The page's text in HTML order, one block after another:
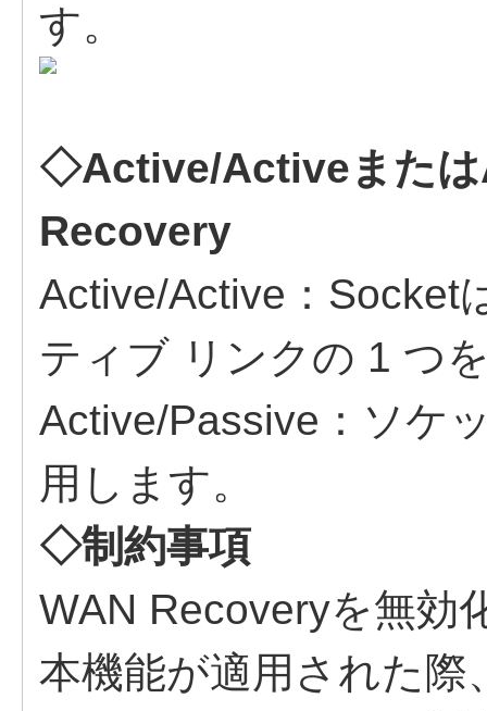
す。
◇Active/Activeまたは
Recovery
Active/Active：Socket
ティブ リンクの 1 つ
Active/Passive：ソケ
用します。
◇制約事項
WAN Recoveryを無効
本機能が適用された際